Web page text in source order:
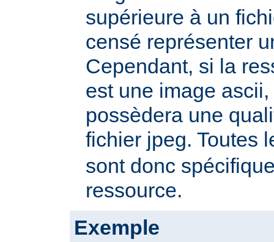
supérieure à un
censé représenter
Cependant, si la
est une image
possèdera une
fichier jpeg. Toutes
sont donc
ressource.
Exemple